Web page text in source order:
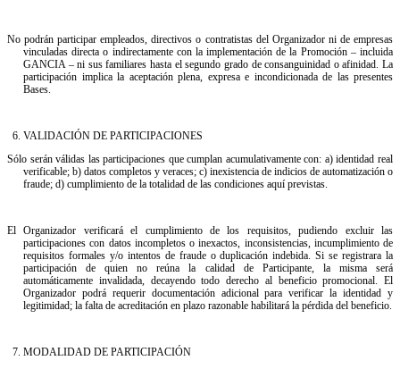
No podrán participar empleados, directivos o contratistas del Organizador ni de empresas
vinculadas directa o indirectamente con la implementación de la Promoción – incluida
GANCIA – ni sus familiares hasta el segundo grado de consanguinidad o afinidad. La
participación implica la aceptación plena, expresa e incondicionada de las presentes
Bases.
6.⁠ ⁠VALIDACIÓN DE PARTICIPACIONES
Sólo serán válidas las participaciones que cumplan acumulativamente con: a) identidad real
verificable; b) datos completos y veraces; c) inexistencia de indicios de automatización o
fraude; d) cumplimiento de la totalidad de las condiciones aquí previstas.
El Organizador verificará el cumplimiento de los requisitos, pudiendo excluir las
participaciones con datos incompletos o inexactos, inconsistencias, incumplimiento de
requisitos formales y/o intentos de fraude o duplicación indebida. Si se registrara la
participación de quien no reúna la calidad de Participante, la misma será
automáticamente invalidada, decayendo todo derecho al beneficio promocional. El
Organizador podrá requerir documentación adicional para verificar la identidad y
legitimidad; la falta de acreditación en plazo razonable habilitará la pérdida del beneficio.
7.⁠ ⁠MODALIDAD DE PARTICIPACIÓN